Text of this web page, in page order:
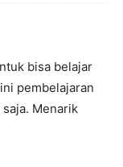
bisa belajar
pembelajaran
Menarik